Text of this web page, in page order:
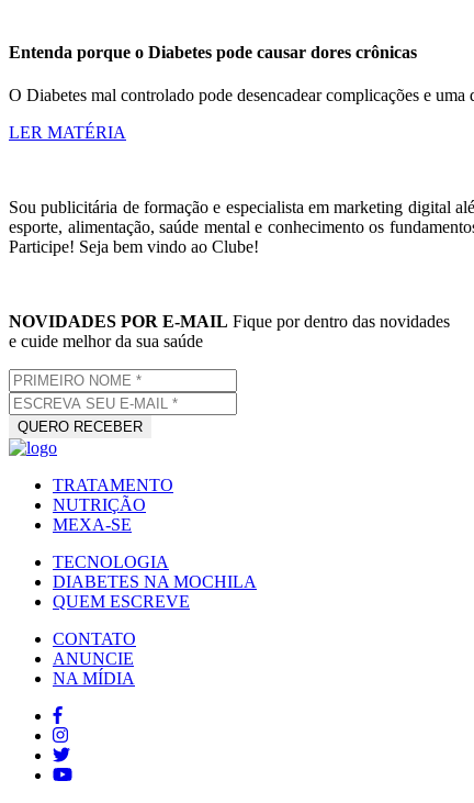
Entenda porque o Diabetes pode causar dores crônicas
O Diabetes mal controlado pode desencadear complicações e
LER MATÉRIA
Sou publicitária de formação e especialista em marketing digital
esporte, alimentação, saúde mental e conhecimento os
Participe! Seja bem vindo ao Clube!
NOVIDADES POR E-MAIL Fique por dentro das novidades
e cuide melhor da sua saúde
TRATAMENTO
NUTRIÇÃO
MEXA-SE
TECNOLOGIA
DIABETES NA MOCHILA
QUEM ESCREVE
CONTATO
ANUNCIE
NA MÍDIA